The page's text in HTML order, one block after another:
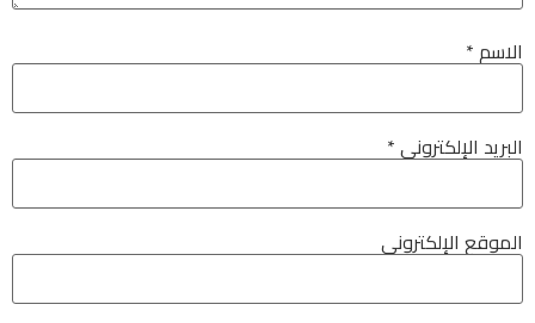
الاسم*
البريد الإلكتروني*
الموقع الإلكتروني